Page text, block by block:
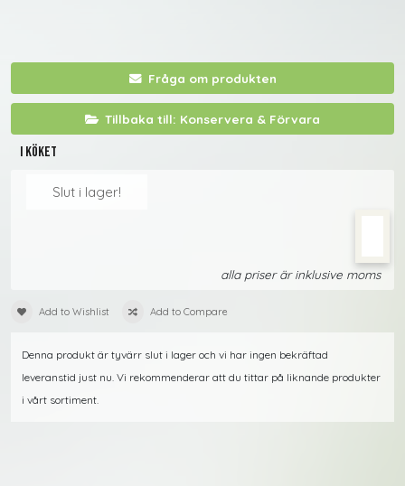
Fråga om produkten
Tillbaka till: Konservera & Förvara
I köket
Slut i lager!
alla priser är inklusive moms
Add to Wishlist Add to Compare
Denna produkt är tyvärr slut i lager och vi har ingen bekräftad
leveranstid just nu. Vi rekommenderar att du tittar på liknande produkter
i vårt sortiment.